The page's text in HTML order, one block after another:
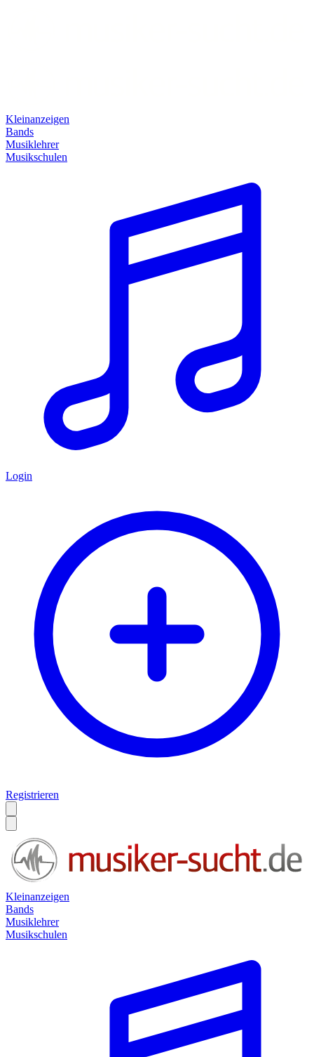
Kleinanzeigen
Bands
Musiklehrer
Musikschulen
Login
Registrieren
Kleinanzeigen
Bands
Musiklehrer
Musikschulen